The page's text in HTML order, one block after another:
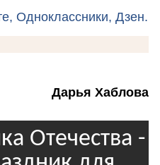
Одноклассники, Дзен.
Дарья Хаблова